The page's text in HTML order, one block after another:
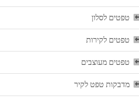
טפטים לסלון
טפטים לקירות
טפטים מעוצבים
מדבקות טפט לקיר